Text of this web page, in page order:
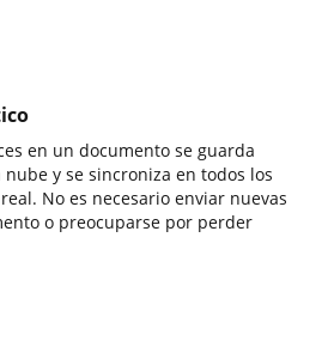
en un documento se guarda
y se sincroniza en todos los
No es necesario enviar nuevas
o preocuparse por perder